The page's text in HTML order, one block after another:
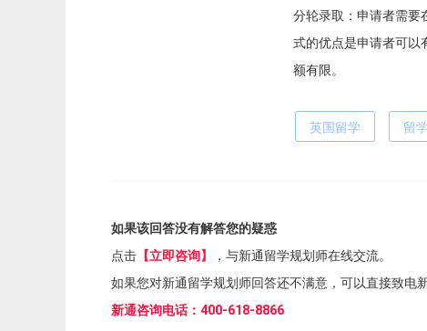
分轮录取：申请者需要
式的优点是申请者可以
额有限。
英国留学 留
如果该回答没有解答您的疑惑
点击 【立即咨询】
，与新通留学规划师在线交流。
如果您对新通留学规划师回答还不满意，可以直接致电新
新通咨询电话：400-618-8866